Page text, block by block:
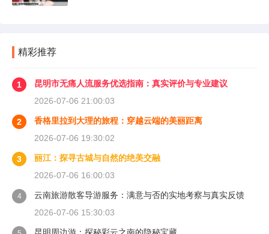
精彩推荐
1
昆明市无痛人流服务优选指南：真实评价与专业建议
2026-07-06 21:00:03
2
香格里拉到大理的旅程：穿越云端的美丽距离
2026-07-06 19:30:02
3
丽江：探寻古城与自然的绝美交融
2026-07-06 16:00:03
4
云南旅游散客导游服务：满意与否的实地考察与真实反馈
2026-07-06 15:30:03